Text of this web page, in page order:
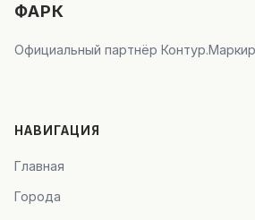
ФАРК
Официальный партнёр
НАВИГАЦИЯ
Главная
Города